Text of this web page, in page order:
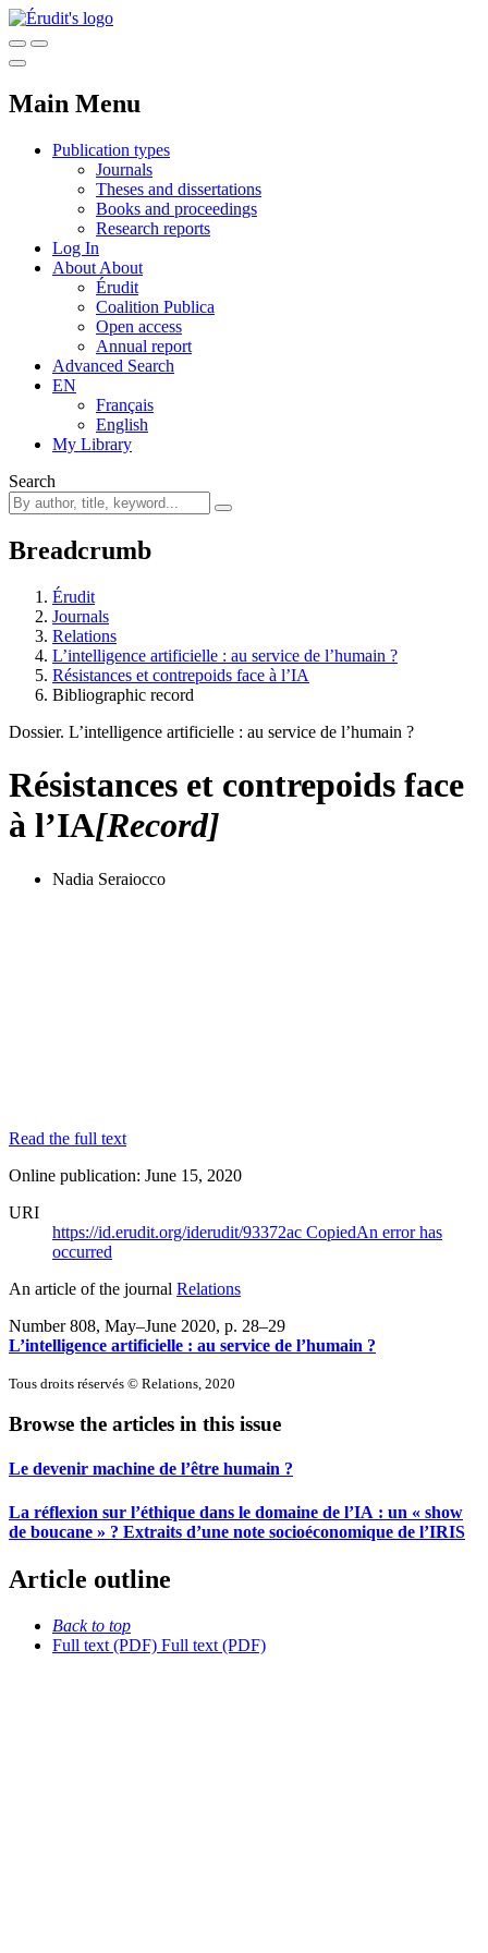
Main Menu
Publication types
Journals
Theses and dissertations
Books and proceedings
Research reports
Log In
About About
Érudit
Coalition Publica
Open access
Annual report
Advanced Search
EN
Français
English
My Library
Search
Breadcrumb
Érudit
Journals
Relations
L’intelligence artificielle : au service de l’humain ?
Résistances et contrepoids face à l’IA
Bibliographic record
Dossier. L’intelligence artificielle : au service de l’humain ?
Résistances et contrepoids face
à l’IA[Record]
Nadia Seraiocco
Read the full text
Online publication: June 15, 2020
URI
https://id.erudit.org/iderudit/93372ac CopiedAn error has
occurred
An article of the journal Relations
Number 808, May–June 2020, p. 28–29
L’intelligence artificielle : au service de l’humain ?
Tous droits réservés © Relations, 2020
Browse the articles in this issue
Le devenir machine de l’être humain ?
La réflexion sur l’éthique dans le domaine de l’IA : un « show
de boucane » ? Extraits d’une note socioéconomique de l’IRIS
Article outline
Back to top
Full text (PDF) Full text (PDF)